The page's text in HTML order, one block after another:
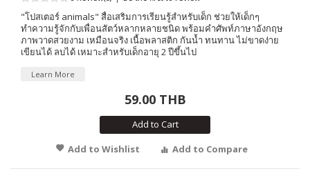
"โปสเตอร์ animals" สื่อเสริมการเรียนรู้สำหรับเด็ก ช่วยให้เด็กๆ
ทำความรู้จักกับเพื่อนสัตว์หลากหลายชนิด พร้อมคำศัพท์ภาษาอังกฤษ
ภาพวาดสวยงาม เหมือนจริง เนื้อพลาสติก กันน้ำ ทนทาน ไม่ขาดง่าย
เขียนได้ ลบได้ เหมาะสำหรับเด็กอายุ 2 ปีขึ้นไป
Learn More
59.00 THB
Add to Cart
Add to Wishlist
Add to Compare